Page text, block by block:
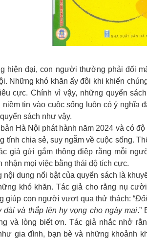
hiện đại, con người thường phải đối
Những khó khăn ấy đôi khi khiến
cực. Chính vì vậy, những quyển
niềm tin vào cuộc sống luôn có ý nghĩa
sách như vậy.
Hà Nội phát hành năm 2024 và có
tính chia sẻ, suy ngẫm về cuộc sống.
giả gửi gắm thông điệp rằng mỗi
nhận mọi việc bằng thái độ tích cực.
nội dung nổi bật của quyển sách là
khó khăn. Tác giả cho rằng nụ
giúp con người vượt qua thử thách: “
dài và thắp lên hy vọng cho ngày mai.”
và lòng biết ơn. Tác giả nhắc nhở
gia đình, bạn bè và những khoảnh